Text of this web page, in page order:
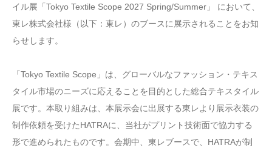
イル展「Tokyo Textile Scope 2027 Spring/Summer」 において、
東レ株式会社様（以下：東レ）のブースに展示されることをお知
らせします。
「Tokyo Textile Scope」は、グローバルなファッション・テキス
タイル市場のニーズに応えることを目的とした総合テキスタイル
展です。本取り組みは、本展示会に出展する東レより展示衣装の
制作依頼を受けたHATRAに、当社がプリント技術面で協力する
形で進められたものです。会期中、東レブースで、HATRAが制